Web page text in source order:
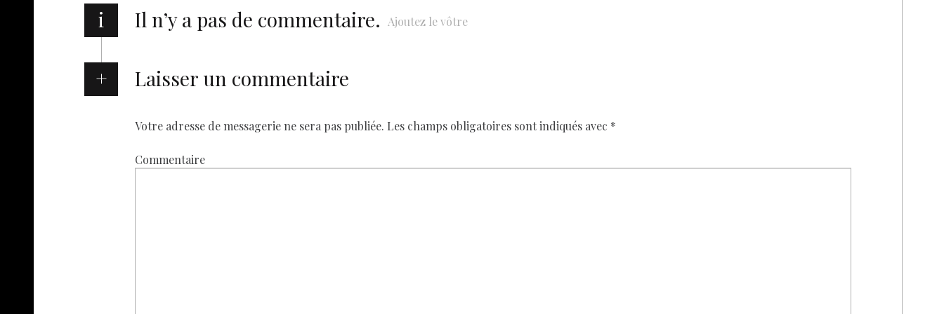
i Il n’y a pas de commentaire. Ajoutez le vôtre
Laisser un commentaire
Votre adresse de messagerie ne sera pas publiée. Les champs obligatoires sont indiqués avec *
Commentaire